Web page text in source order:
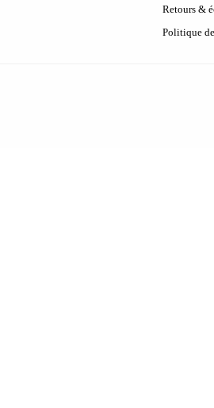
Retours &
Politique